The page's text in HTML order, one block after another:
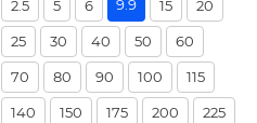
2.5 5 6 9.9 15 20
25 30 40 50 60
70 80 90 100 115
140 150 175 200 225